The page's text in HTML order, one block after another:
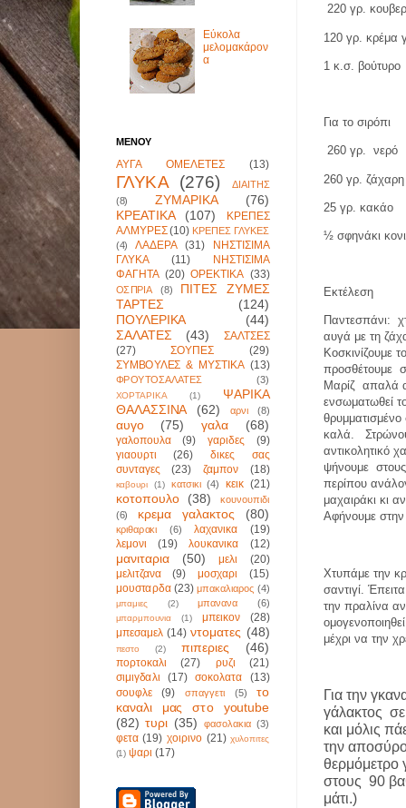
220 γρ.
120 γρ. κρέμα
1 κ.σ. βούτυρο
Για το σιρόπι
260 γρ. νερό
260 γρ. ζάχαρη
25 γρ. κακάο
½ σφηνάκι
Εκτέλεση
Παντεσπάνι:
αυγά με τη
Κοσκινίζουμε
προσθέτουμε
Μαρίζ απαλά
ενσωματωθεί
καλά.
αντικολητικό
ψήνουμε
περίπου
μαχαιράκι κι
Αφήνουμε
Χτυπάμε την
σαντιγί.
την πραλίνα
μέχρι να την
Για την
γάλακτος
και μόλις
την
θερμόμετρο
στους 90
μάτι.)
Εύκολα
μελομακάρον
α
ΜΕΝΟΥ
ΑΥΓΑ ΟΜΕΛΕΤΕΣ (13)
ΓΛΥΚΑ (276)
ΔΙΑΙΤΗΣ
(8)
ΖΥΜΑΡΙΚΑ
(76)
ΚΡΕΑΤΙΚΑ
(107)
ΚΡΕΠΕΣ
ΑΛΜΥΡΕΣ (10) ΚΡΕΠΕΣ ΓΛΥΚΕΣ
(4)
ΛΑΔΕΡΑ (31)
ΝΗΣΤΙΣΙΜΑ
ΓΛΥΚΑ
(11)
ΝΗΣΤΙΣΙΜΑ
ΦΑΓΗΤΑ (20) ΟΡΕΚΤΙΚΑ (33)
ΟΣΠΡΙΑ (8)
ΠΙΤΕΣ ΖΥΜΕΣ
ΤΑΡΤΕΣ
(124)
ΠΟΥΛΕΡΙΚΑ
(44)
ΣΑΛΑΤΕΣ
(43)
ΣΑΛΤΣΕΣ
(27)
ΣΟΥΠΕΣ
(29)
ΣΥΜΒΟΥΛΕΣ & ΜΥΣΤΙΚΑ (13)
ΦΡΟΥΤΟΣΑΛΑΤΕΣ (3)
ΧΟΡΤΑΡΙΚΑ (1)
ΨΑΡΙΚΑ
ΘΑΛΑΣΣΙΝΑ
(62) αρνι (8)
αυγο (75) γαλα (68)
γαλοπουλα (9) γαριδες
(9)
γιαουρτι
(26)
δικες σας
συνταγες
(23) ζαμπον (18)
καβουρι (1) κατσικι (4) κεικ (21)
κοτοπουλο (38)
κουνουπιδι
(6)
κρεμα γαλακτος (80)
κριθαρακι (6) λαχανικα
(19)
λεμονι
(19) λουκανικα (12)
μανιταρια (50) μελι
(20)
μελιτζανα
(9) μοσχαρι
(15)
μουσταρδα (23) μπακαλιαρος (4)
μπαμιες (2) μπανανα (6)
μπαρμπουνια (1) μπεικον
(28)
μπεσαμελ (14) ντοματες (48)
πεστο (2) πιπεριες (46)
πορτοκαλι (27) ρυζι
(21)
σιμιγδαλι
(17) σοκολατα
(13)
σουφλε
(9) σπαγγετι (5)
το
καναλι μας στο youtube
(82) τυρι (35) φασολακια (3)
φετα (19) χοιρινο (21) χυλοπιτες
(1) ψαρι (17)